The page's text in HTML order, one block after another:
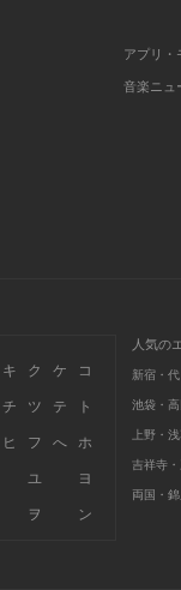
アプリ・
音楽ニュ
キ ク ケ コ
チ ツ テ ト
ヒ フ へ ホ
ユ ヨ
ヲ ン
人気の
新宿・
池袋・
上野・
吉祥寺
両国・